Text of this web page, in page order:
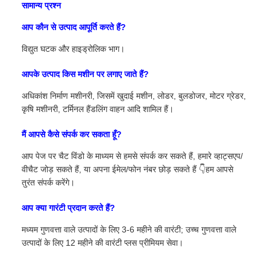
सामान्य प्रश्न
आप कौन से उत्पाद आपूर्ति करते हैं?
विद्युत घटक और हाइड्रोलिक भाग।
आपके उत्पाद किस मशीन पर लगाए जाते हैं?
अधिकांश निर्माण मशीनरी, जिसमें खुदाई मशीन, लोडर, बुलडोजर, मोटर ग्रेडर,
कृषि मशीनरी, टर्मिनल हैंडलिंग वाहन आदि शामिल हैं।
मैं आपसे कैसे संपर्क कर सकता हूँ?
आप पेज पर चैट विंडो के माध्यम से हमसे संपर्क कर सकते हैं, हमारे व्हाट्सएप/
वीचैट जोड़ सकते हैं, या अपना ईमेल/फोन नंबर छोड़ सकते हैं 👇हम आपसे
तुरंत संपर्क करेंगे।
आप क्या गारंटी प्रदान करते हैं?
मध्यम गुणवत्ता वाले उत्पादों के लिए 3-6 महीने की वारंटी; उच्च गुणवत्ता वाले
उत्पादों के लिए 12 महीने की वारंटी प्लस प्रीमियम सेवा।